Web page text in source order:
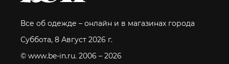
Все об одежде – онлайн и в магазинах города
Суббота, 8 Август 2026 г.
© www.be-in.ru. 2006 – 2026